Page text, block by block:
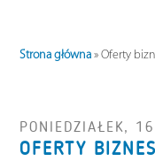
Strona główna »Oferty
PONIEDZIAŁEK,
OFERTY